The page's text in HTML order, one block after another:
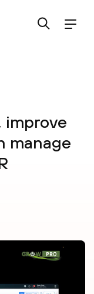
improve
manage